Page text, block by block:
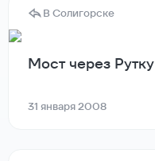
В Солигорске
Мост через
31 января 2008